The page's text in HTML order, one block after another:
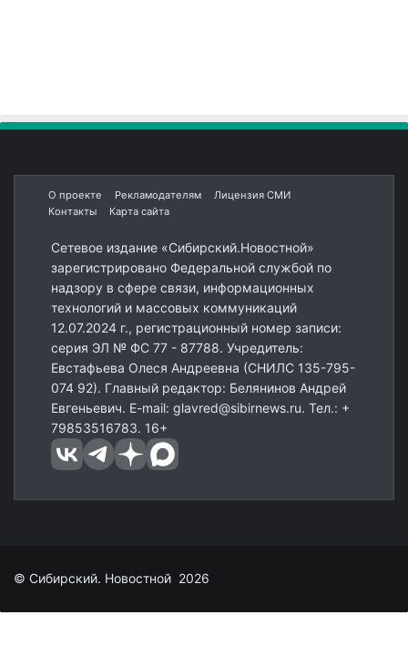
О проекте Рекламодателям
Лицензия СМИ
Контакты
Карта сайта
Сетевое издание «Сибирский.Новостной»
зарегистрировано Федеральной службой по
надзору в сфере связи, информационных
технологий и массовых коммуникаций
12.07.2024 г., регистрационный номер записи:
серия ЭЛ № ФС 77 - 87788. Учредитель:
Евстафьева Олеся Андреевна (СНИЛС 135-795-
074 92). Главный редактор: Белянинов Андрей
Евгеньевич. E-mail: glavred@sibirnews.ru. Тел.: +
79853516783. 16+
© Сибирский. Новостной 2026